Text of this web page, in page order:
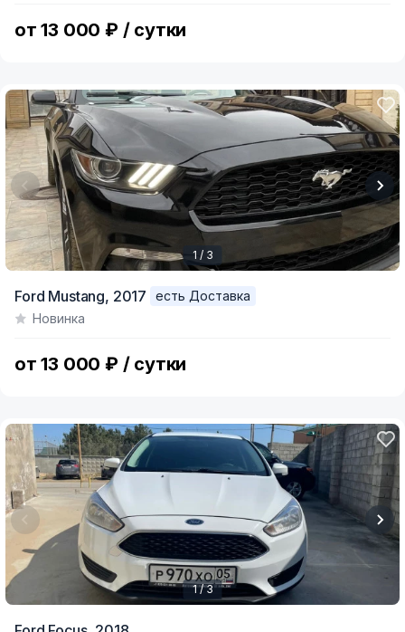
от 13 000 ₽ / сутки
of
1 / 3
Ford Mustang, 2017
есть Доставка
Новинка
от 13 000 ₽ / сутки
1 / 3